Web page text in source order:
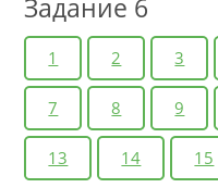
Задание 6
1 2 3
7 8 9
13 14 15